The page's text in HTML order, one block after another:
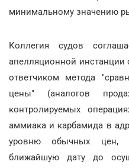
минимальному значению
Коллегия судов
апелляционной инстанции
ответчиком метода
цены" (аналогов
контролируемых
аммиака и карбамида в
уровню обычных цен,
ближайшую дату до